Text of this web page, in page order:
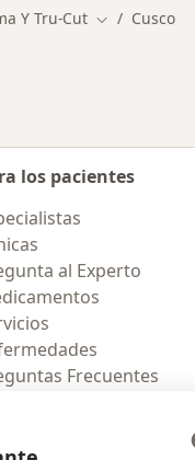
Y Tru-Cut Cambiar de
Cusco
los pacientes
al Experto
Frecuentes